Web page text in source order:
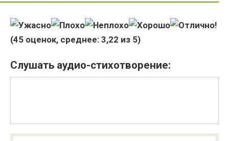
(45 оценок, среднее: 3,22 из 5)
Слушать аудио-стихотворение: